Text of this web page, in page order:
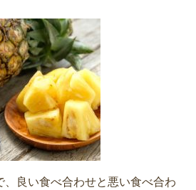
、良い食べ合わせと悪い食べ合わ